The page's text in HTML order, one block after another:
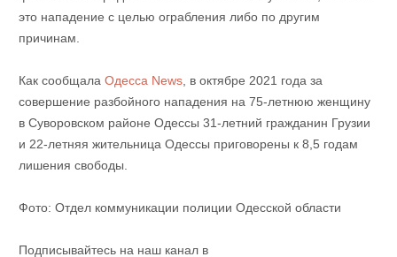
это нападение с целью ограбления либо по другим
причинам.
Как сообщала Одесса News, в октябре 2021 года за
совершение разбойного нападения на 75-летнюю женщину
в Суворовском районе Одессы 31-летний гражданин Грузии
и 22-летняя жительница Одессы приговорены к 8,5 годам
лишения свободы.
Фото: Отдел коммуникации полиции Одесской области
Подписывайтесь на наш канал в